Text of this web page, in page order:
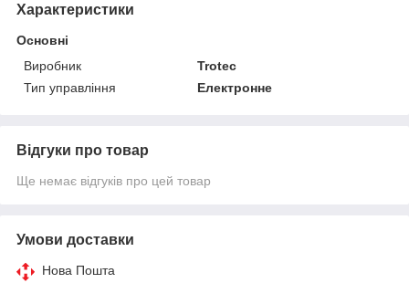
Характеристики
Основні
Виробник
Trotec
Тип управління
Електронне
Відгуки про товар
Ще немає відгуків про цей товар
Умови доставки
Нова Пошта